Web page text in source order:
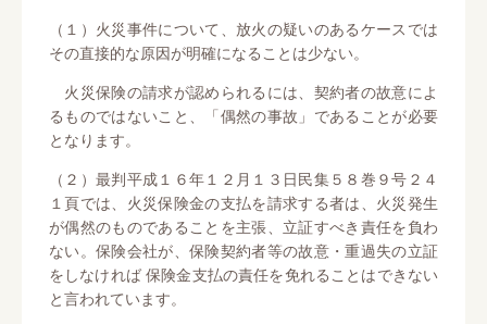
（１）火災事件について、放火の疑いのあるケースでは
その直接的な原因が明確になることは少ない。
火災保険の請求が認められるには、契約者の故意によ
るものではないこと、「偶然の事故」であることが必要
となります。
（２）最判平成１６年１２月１３日民集５８巻９号２４
１頁では、火災保険金の支払を請求する者は、火災発生
が偶然のものであることを主張、立証すべき責任を負わ
ない。保険会社が、保険契約者等の故意・重過失の立証
をしなければ 保険金支払の責任を免れることはできない
と言われています。